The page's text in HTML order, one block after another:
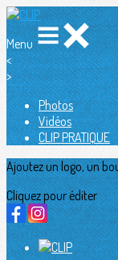
Menu
<
>
Photos
Vidéos
CLIP PRATIQUE
Ajoutez un logo, un
Cliquez pour éditer